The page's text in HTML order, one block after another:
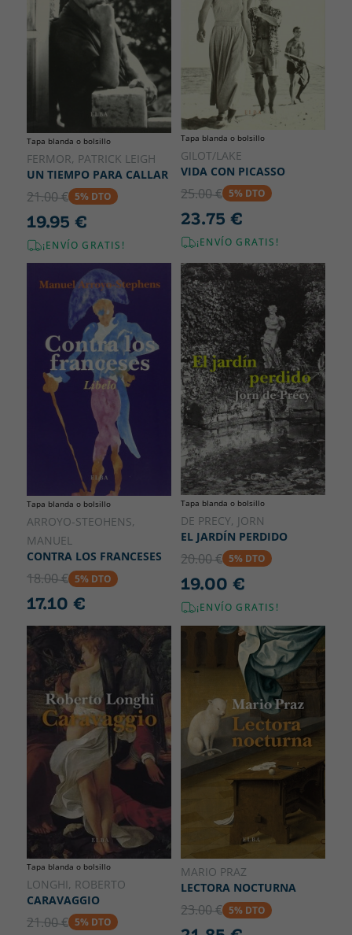
Tapa blanda o bolsillo
FERMOR, PATRICK LEIGH
UN TIEMPO PARA CALLAR
21.00 € 5% DTO
19.95 €
¡ENVÍO GRATIS!
Tapa blanda o bolsillo
GILOT/LAKE
VIDA CON PICASSO
25.00 € 5% DTO
23.75 €
¡ENVÍO GRATIS!
Tapa blanda o bolsillo
ARROYO-STEOHENS,
MANUEL
CONTRA LOS FRANCESES
18.00 € 5% DTO
17.10 €
Tapa blanda o bolsillo
DE PRECY, JORN
EL JARDÍN PERDIDO
20.00 € 5% DTO
19.00 €
¡ENVÍO GRATIS!
Tapa blanda o bolsillo
LONGHI, ROBERTO
CARAVAGGIO
21.00 € 5% DTO
MARIO PRAZ
LECTORA NOCTURNA
23.00 € 5% DTO